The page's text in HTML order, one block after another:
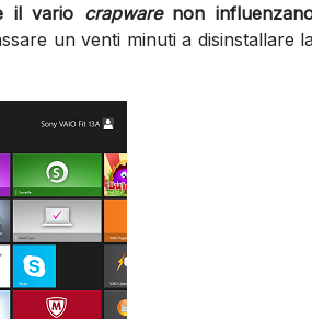
vario crapwarenon
un venti minuti a disinstallare